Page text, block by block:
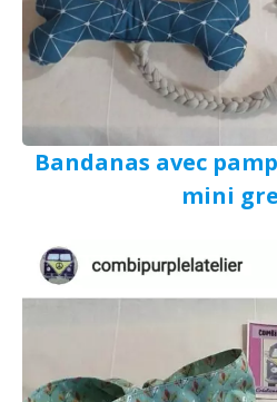
Bandanas avec
mini